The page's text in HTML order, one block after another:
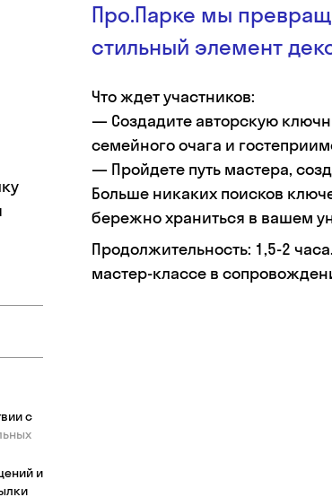
с
и
Про.Парке мы
стильный элемент
Что ждет участников:
— Создадите авторскую
семейного очага и
— Пройдете путь мастера,
Больше никаких поисков
бережно храниться в вашем
Продолжительность: 1,5-2
мастер-классе в